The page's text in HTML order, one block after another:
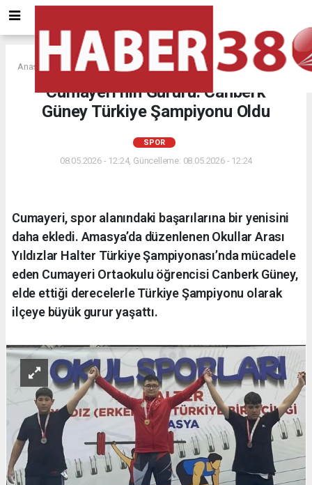
Anasayfa SPOR
Cumayeri’nin Gururu: Canberk
Güney Türkiye Şampiyonu Oldu
SPOR
08.05.2026 - 12:24, Güncelleme: 08.05.2026 - 12:24
Cumayeri, spor alanındaki başarılarına bir yenisini
daha ekledi. Amasya’da düzenlenen Okullar Arası
Yıldızlar Halter Türkiye Şampiyonası’nda mücadele
eden Cumayeri Ortaokulu öğrencisi Canberk Güney,
elde ettiği derecelerle Türkiye Şampiyonu olarak
ilçeye büyük gurur yaşattı.